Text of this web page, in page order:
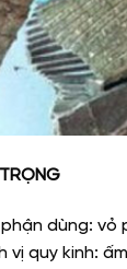
dùng: vỏ
vị quy kinh: